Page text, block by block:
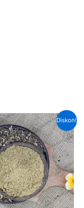
Diskon!
Harga
aslinya
adalah:
Rp120,000.00.
Harga
saat
ini